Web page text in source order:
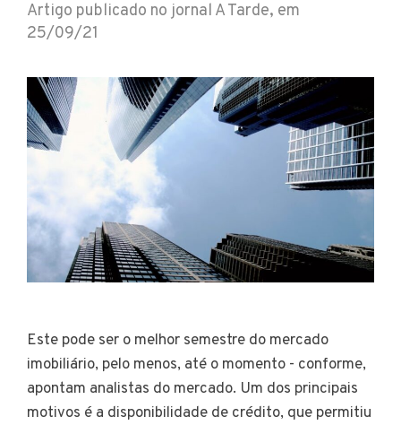
Artigo publicado no jornal A Tarde, em
25/09/21
Este pode ser o melhor semestre do mercado
imobiliário, pelo menos, até o momento - conforme,
apontam analistas do mercado. Um dos principais
motivos é a disponibilidade de crédito, que permitiu